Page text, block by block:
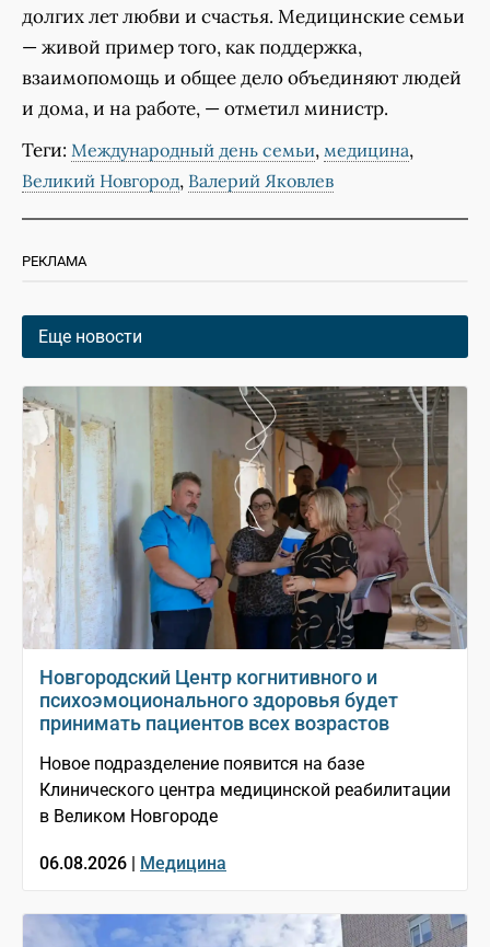
долгих лет любви и счастья. Медицинские семьи
— живой пример того, как поддержка,
взаимопомощь и общее дело объединяют людей
и дома, и на работе, — отметил министр.
Теги: Международный день семьи, медицина,
Великий Новгород, Валерий Яковлев
РЕКЛАМА
Еще новости
Новгородский Центр когнитивного и
психоэмоционального здоровья будет
принимать пациентов всех возрастов
Новое подразделение появится на базе
Клинического центра медицинской реабилитации
в Великом Новгороде
06.08.2026 | Медицина